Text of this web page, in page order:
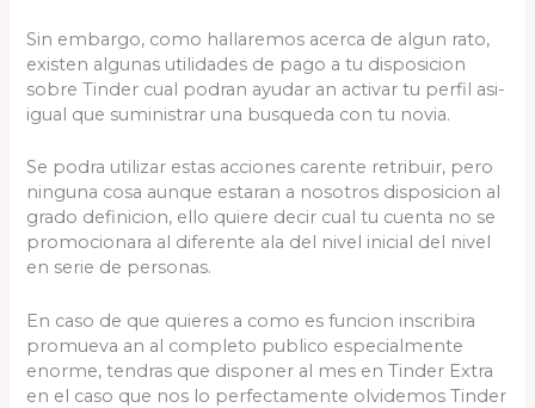
Sin embargo, como hallaremos acerca de algun rato,
existen algunas utilidades de pago a tu disposicion
sobre Tinder cual podran ayudar an activar tu perfil asi­
igual que suministrar una busqueda con tu novia.
Se podra utilizar estas acciones carente retribuir, pero
ninguna cosa aunque estaran a nosotros disposicion al
grado definicion, ello quiere decir cual tu cuenta no se
promocionara al diferente ala del nivel inicial del nivel
en serie de personas.
En caso de que quieres a como es funcion inscribira
promueva an al completo publico especialmente
enorme, tendras que disponer al mes en Tinder Extra
en el caso que nos lo perfectamente olvidemos Tinder